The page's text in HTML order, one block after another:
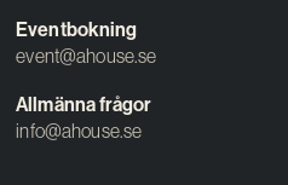
Eventbokning
event@ahouse.se
Allmänna frågor
info@ahouse.se